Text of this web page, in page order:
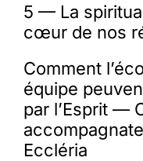
5 — La
cœur de nos
Comment
équipe
par l’Esprit —
Eccléria